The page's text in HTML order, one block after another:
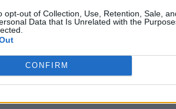
opt-out of Collection, Use, Retention, Sale,
Data that Is Unrelated with the
CONFIRM
nie ujrzymy Roberta "vilczka"
"GRUBINHO" Ryczko,
ostatnim czasie był testowany
scenie VALORANTA.
cupy rozgrywać będziemy w składzie: